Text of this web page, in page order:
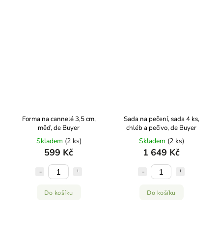
Forma na cannelé 3,5 cm,
měď, de Buyer
Skladem (2 ks)
599 Kč
Do košíku
Sada na pečení, sada 4 ks,
chléb a pečivo, de Buyer
Skladem (2 ks)
1 649 Kč
Do košíku